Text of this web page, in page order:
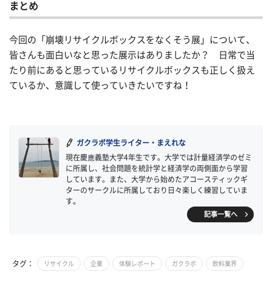
まとめ
今回の「崩壊リサイクルボックスをなくそう展」について、
皆さんも面白いなと思った展示はありましたか？ 日常で当
たり前にあると思っているリサイクルボックスも正しく扱え
ているか、意識して使っていきたいですね！
ガクラボ学生ライター・まえれな
現在慶應義塾大学4年生です。大学では計量経済学のゼミ
に所属し、社会問題を統計学と経済学の両側面から学習
しています。また、大学から始めたアコースティックギ
ターのサークルに所属しており日々楽しく練習していま
す。
記事一覧へ
タグ： リサイクル 企業 体験レポート ガクラボ 飲料業界